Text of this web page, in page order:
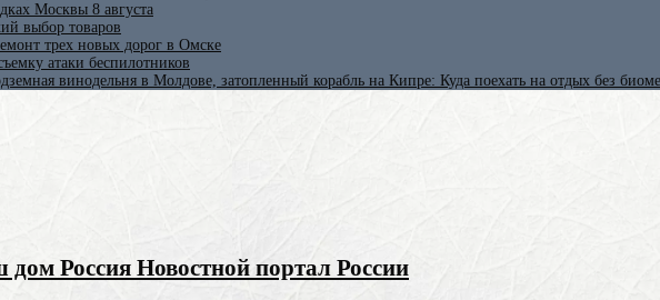
Москвы 8 августа
выбор товаров
трех новых дорог в Омске
атаки беспилотников
винодельня в Молдове, затопленный корабль на Кипре: Куда поехать на отдых без
Россия Новостной портал России